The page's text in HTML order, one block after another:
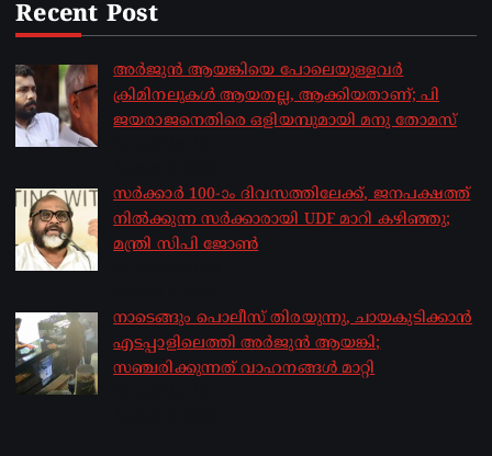
Recent Post
അർജുൻ ആയങ്കിയെ പോലെയുള്ളവർ
ക്രിമിനലുകൾ ആയതല്ല, ആക്കിയതാണ്; പി
ജയരാജനെതിരെ ഒളിയമ്പുമായി മനു തോമസ്
സർക്കാർ 100-ാം ദിവസത്തിലേക്ക്, ജനപക്ഷത്ത്
നിൽക്കുന്ന സർക്കാരായി UDF മാറി കഴിഞ്ഞു;
മന്ത്രി സിപി ജോൺ
നാടെങ്ങും പൊലീസ് തിരയുന്നു, ചായകുടിക്കാൻ
എടപ്പാളിലെത്തി അർജുൻ ആയങ്കി;
സഞ്ചരിക്കുന്നത് വാഹനങ്ങൾ മാറ്റി